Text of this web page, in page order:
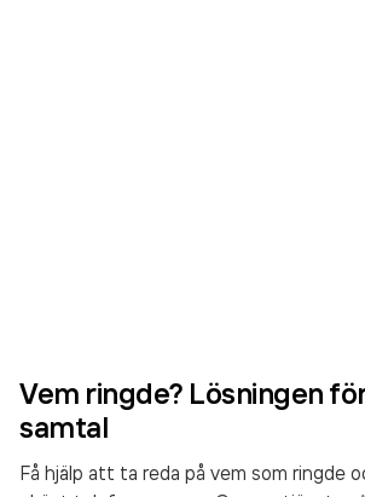
Vem ringde? Lösningen
samtal
Få hjälp att ta reda på vem som ringde